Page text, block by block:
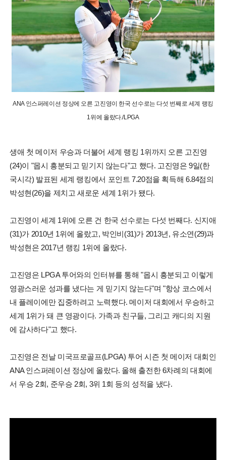
ANA 인스퍼레이션 정상에 오른 고진영이 한국 선수로는 다섯 번째로 세계 랭킹
1위에 올랐다./LPGA
생애 첫 메이저 우승과 더불어 세계 랭킹 1위까지 오른 고진영
(24)이 "몹시 흥분되고 믿기지 않는다"고 했다. 고진영은 9일(한
국시각) 발표된 세계 랭킹에서 포인트 7.20점을 획득해 6.84점의
박성현(26)을 제치고 새로운 세계 1위가 됐다.
고진영이 세계 1위에 오른 건 한국 선수로는 다섯 번째다. 신지애
(31)가 2010년 1위에 올랐고, 박인비(31)가 2013년, 유소연(29)과
박성현은 2017년 랭킹 1위에 올랐다.
고진영은 LPGA 투어와의 인터뷰를 통해 "몹시 흥분되고 이렇게
영광스러운 성과를 냈다는 게 믿기지 않는다"며 "항상 코스에서
내 플레이에만 집중하려고 노력했다. 메이저 대회에서 우승하고
세계 1위가 돼 큰 영광이다. 가족과 친구들, 그리고 캐디의 지원
에 감사하다"고 했다.
고진영은 전날 미국프로골프(LPGA) 투어 시즌 첫 메이저 대회인
ANA 인스퍼레이션 정상에 올랐다. 올해 출전한 6차례의 대회에
서 우승 2회, 준우승 2회, 3위 1회 등의 성적을 냈다.